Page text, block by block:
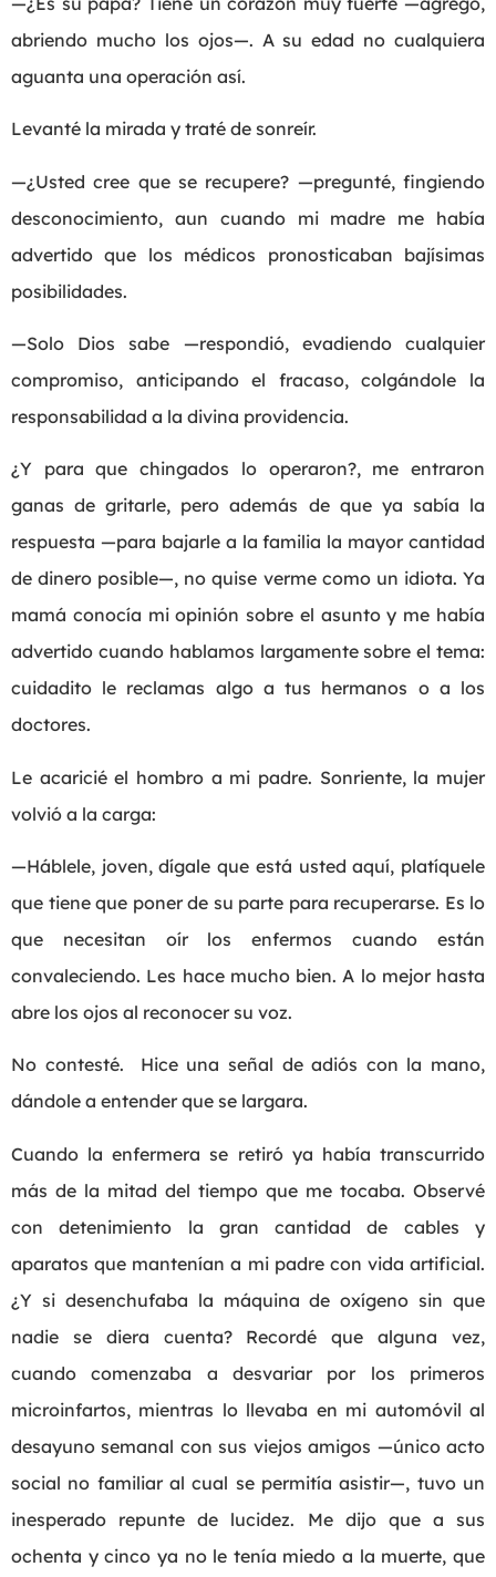
abriendo mucho los ojos—. A su edad no cualquiera
aguanta una operación así.
Levanté la mirada y traté de sonreír.
—¿Usted cree que se recupere? —pregunté, fingiendo
desconocimiento, aun cuando mi madre me había
advertido que los médicos pronosticaban bajísimas
posibilidades.
—Solo Dios sabe —respondió, evadiendo cualquier
compromiso, anticipando el fracaso, colgándole la
responsabilidad a la divina providencia.
¿Y para que chingados lo operaron?, me entraron
ganas de gritarle, pero además de que ya sabía la
respuesta —para bajarle a la familia la mayor cantidad
de dinero posible—, no quise verme como un idiota. Ya
mamá conocía mi opinión sobre el asunto y me había
advertido cuando hablamos largamente sobre el tema:
cuidadito le reclamas algo a tus hermanos o a los
doctores.
Le acaricié el hombro a mi padre. Sonriente, la mujer
volvió a la carga:
—Háblele, joven, dígale que está usted aquí, platíquele
que tiene que poner de su parte para recuperarse. Es lo
que necesitan oír los enfermos cuando están
convaleciendo. Les hace mucho bien. A lo mejor hasta
abre los ojos al reconocer su voz.
No contesté. Hice una señal de adiós con la mano,
dándole a entender que se largara.
Cuando la enfermera se retiró ya había transcurrido
más de la mitad del tiempo que me tocaba. Observé
con detenimiento la gran cantidad de cables y
aparatos que mantenían a mi padre con vida artificial.
¿Y si desenchufaba la máquina de oxígeno sin que
nadie se diera cuenta? Recordé que alguna vez,
cuando comenzaba a desvariar por los primeros
microinfartos, mientras lo llevaba en mi automóvil al
desayuno semanal con sus viejos amigos —único acto
social no familiar al cual se permitía asistir—, tuvo un
inesperado repunte de lucidez. Me dijo que a sus
ochenta y cinco ya no le tenía miedo a la muerte, que